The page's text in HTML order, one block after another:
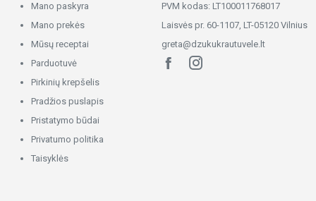
Mano paskyra
Mano prekės
Mūsų receptai
Parduotuvė
Pirkinių krepšelis
Pradžios puslapis
Pristatymo būdai
Privatumo politika
Taisyklės
PVM kodas: LT100011768017
Laisvės pr. 60-1107, LT-05120 Vilnius
greta@dzukukrautuvele.lt